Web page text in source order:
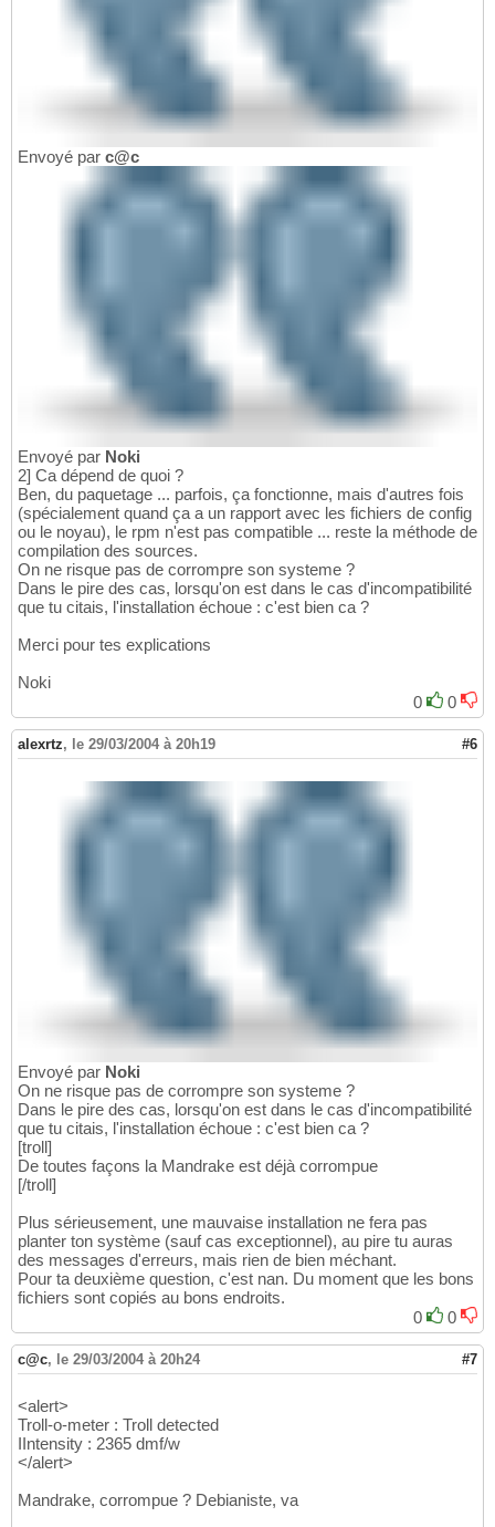
Envoyé par c@c
Envoyé par Noki
2] Ca dépend de quoi ?
Ben, du paquetage ... parfois, ça fonctionne, mais d'autres fois
(spécialement quand ça a un rapport avec les fichiers de config
ou le noyau), le rpm n'est pas compatible ... reste la méthode de
compilation des sources.
On ne risque pas de corrompre son systeme ?
Dans le pire des cas, lorsqu'on est dans le cas d'incompatibilité
que tu citais, l'installation échoue : c'est bien ca ?
Merci pour tes explications
Noki
0
0
alexrtz, le 29/03/2004 à 20h19 #6
Envoyé par Noki
On ne risque pas de corrompre son systeme ?
Dans le pire des cas, lorsqu'on est dans le cas d'incompatibilité
que tu citais, l'installation échoue : c'est bien ca ?
[troll]
De toutes façons la Mandrake est déjà corrompue
[/troll]
Plus sérieusement, une mauvaise installation ne fera pas
planter ton système (sauf cas exceptionnel), au pire tu auras
des messages d'erreurs, mais rien de bien méchant.
Pour ta deuxième question, c'est nan. Du moment que les bons
fichiers sont copiés au bons endroits.
0
0
c@c, le 29/03/2004 à 20h24 #7
<alert>
Troll-o-meter : Troll detected
IIntensity : 2365 dmf/w
</alert>
Mandrake, corrompue ? Debianiste, va